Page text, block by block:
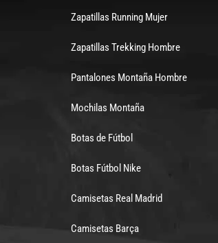
Zapatillas Running Mujer
Zapatillas Trekking Hombre
Pantalones Montaña Hombre
Mochilas Montaña
Botas de Fútbol
Botas Fútbol Nike
Camisetas Real Madrid
Camisetas Barça